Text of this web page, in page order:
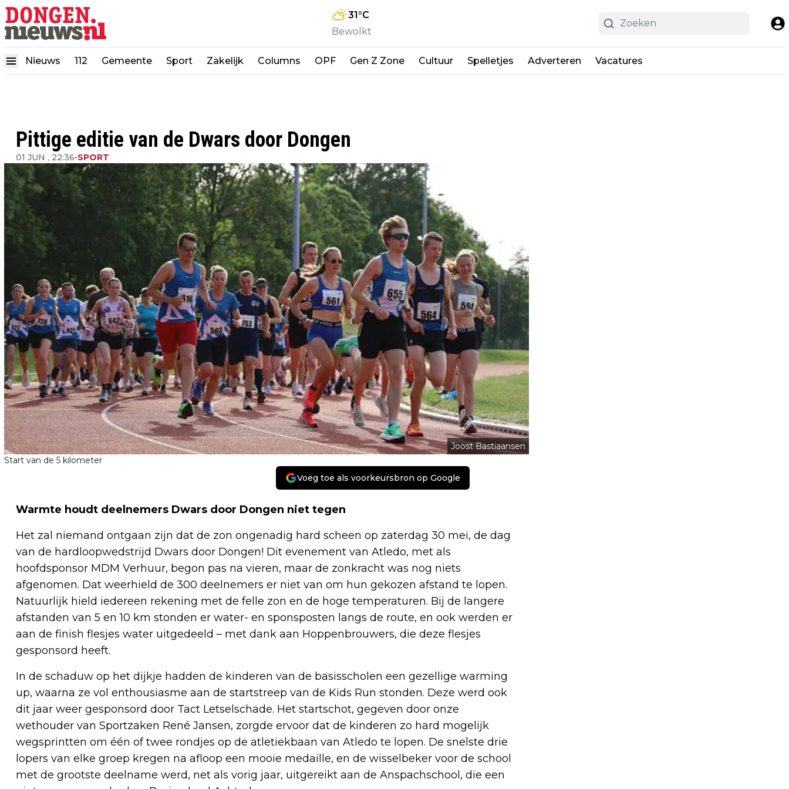
31 °C
Bewolkt
Nieuws 112 Gemeente Sport Zakelijk Columns OPF Gen Z Zone Cultuur Spelletjes Adverteren Vacatures
Pittige editie van de Dwars door Dongen
01 JUN , 22:36•SPORT
Joost Bastiaansen
Start van de 5 kilometer
Voeg toe als voorkeursbron op Google
Warmte houdt deelnemers Dwars door Dongen niet tegen
Het zal niemand ontgaan zijn dat de zon ongenadig hard scheen op zaterdag 30 mei, de dag
van de hardloopwedstrijd Dwars door Dongen! Dit evenement van Atledo, met als
hoofdsponsor MDM Verhuur, begon pas na vieren, maar de zonkracht was nog niets
afgenomen. Dat weerhield de 300 deelnemers er niet van om hun gekozen afstand te lopen.
Natuurlijk hield iedereen rekening met de felle zon en de hoge temperaturen. Bij de langere
afstanden van 5 en 10 km stonden er water- en sponsposten langs de route, en ook werden er
aan de finish flesjes water uitgedeeld – met dank aan Hoppenbrouwers, die deze flesjes
gesponsord heeft.
In de schaduw op het dijkje hadden de kinderen van de basisscholen een gezellige warming
up, waarna ze vol enthousiasme aan de startstreep van de Kids Run stonden. Deze werd ook
dit jaar weer gesponsord door Tact Letselschade. Het startschot, gegeven door onze
wethouder van Sportzaken René Jansen, zorgde ervoor dat de kinderen zo hard mogelijk
wegsprintten om één of twee rondjes op de atletiekbaan van Atledo te lopen. De snelste drie
lopers van elke groep kregen na afloop een mooie medaille, en de wisselbeker voor de school
met de grootste deelname werd, net als vorig jaar, uitgereikt aan de Anspachschool, die een